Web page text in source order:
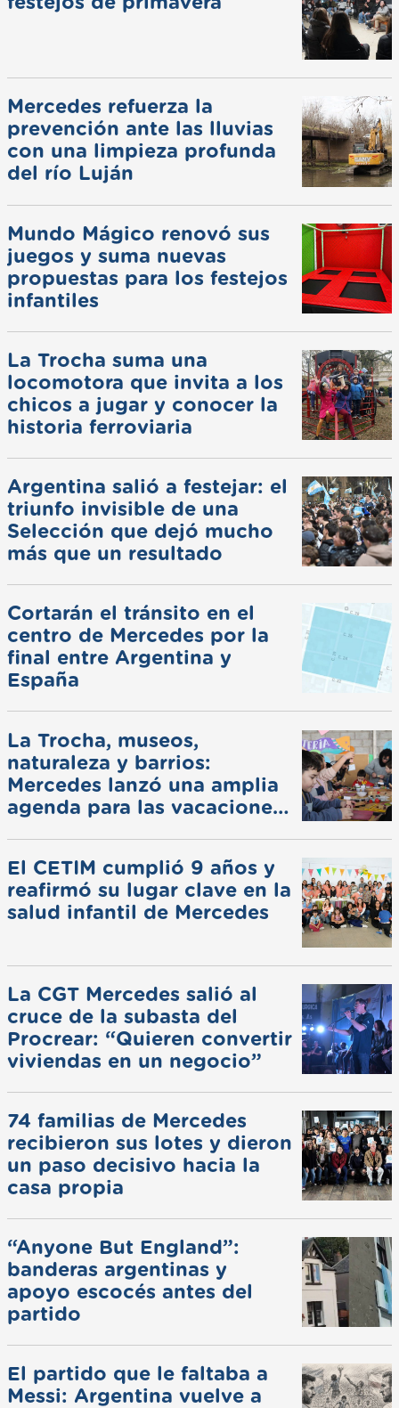
Mercedes refuerza la
prevención ante las lluvias
con una limpieza profunda
del río Luján
Mundo Mágico renovó sus
juegos y suma nuevas
propuestas para los festejos
infantiles
La Trocha suma una
locomotora que invita a los
chicos a jugar y conocer la
historia ferroviaria
Argentina salió a festejar: el
triunfo invisible de una
Selección que dejó mucho
más que un resultado
Cortarán el tránsito en el
centro de Mercedes por la
final entre Argentina y
España
La Trocha, museos,
naturaleza y barrios:
Mercedes lanzó una amplia
agenda para las vacaciones
El CETIM cumplió 9 años y
reafirmó su lugar clave en la
salud infantil de Mercedes
La CGT Mercedes salió al
cruce de la subasta del
Procrear: “Quieren convertir
viviendas en un negocio”
74 familias de Mercedes
recibieron sus lotes y dieron
un paso decisivo hacia la
casa propia
“Anyone But England”:
banderas argentinas y
apoyo escocés antes del
partido
El partido que le faltaba a
Messi: Argentina vuelve a